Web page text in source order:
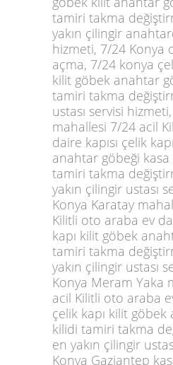
tamiri takma
yakın çilingir
hizmeti, 7/24 Konya
açma, 7/24 konya
kilit göbek anahtar
tamiri takma
ustası servisi
mahallesi 7/24 acil
daire kapısı çelik
anahtar göbeği
tamiri takma
yakın çilingir ustası
Konya Karatay
Kilitli oto araba ev
kapı kilit göbek
tamiri takma
yakın çilingir ustası
Konya Meram Yaka
acil Kilitli oto araba
çelik kapı kilit
kilidi tamiri takma
en yakın çilingir
Konya Gaziantep